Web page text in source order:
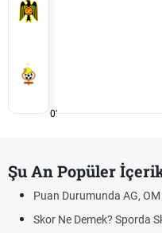
0'
Şu An Popüler
Puan Durumunda AG,
Skor Ne Demek? Sporda